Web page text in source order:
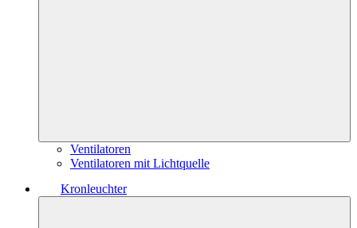
Ventilatoren
Ventilatoren mit Lichtquelle
Kronleuchter